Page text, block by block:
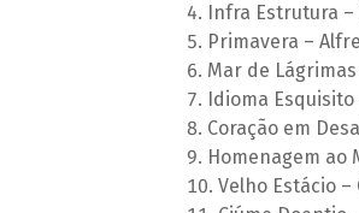
Infra Estrutura
Primavera –
Mar de
Idioma
Coração em
Homenagem ao
Velho Estácio